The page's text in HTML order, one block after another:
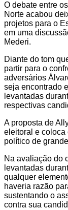
O debate entre
Norte acabou
projetos para o
em uma
Mederi.
Diante do tom
partir para o
adversários
seja encontrado
levantadas
respectivas
A proposta de
eleitoral e coloca
político de
Na avaliação do
levantadas
qualquer
haveria razão
sustentando o
contra sua